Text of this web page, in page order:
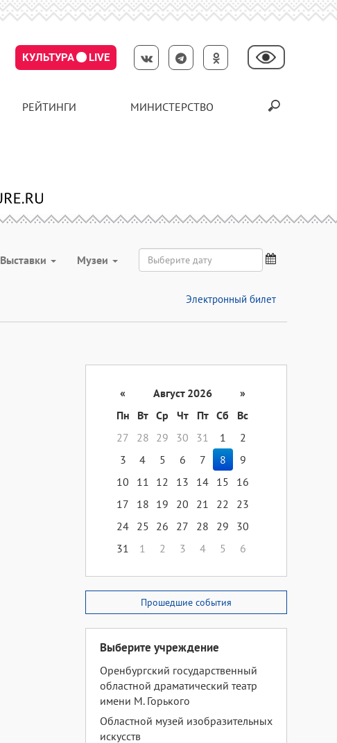
КУЛЬТУРА LIVE
РЕЙТИНГИ МИНИСТЕРСТВО
Выставки Музеи
Электронный билет
« Август 2026
»
Пн
Вт Ср Чт Пт Сб
Вс
27
28 29 30 31 1
2
3
4 5 6 7 8
9
10
11 12 13 14 15
16
17
18 19 20 21 22
23
24 25 26 27 28 29
30
31
1 2 3 4 5 6
Прошедшие события
Выберите учреждение
Оренбургский государственный
областной драматический театр
имени М. Горького
Областной музей изобразительных
искусств